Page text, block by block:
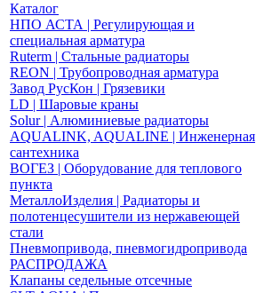
Каталог
НПО АСТА | Регулирующая и
специальная арматура
Ruterm | Стальные радиаторы
REON | Трубопроводная арматура
Завод РусКон | Грязевики
LD | Шаровые краны
Solur | Алюминиевые радиаторы
AQUALINK, AQUALINE | Инженерная
сантехника
ВОГЕЗ | Оборудование для теплового
пункта
МеталлоИзделия | Радиаторы и
полотенцесушители из нержавеющей
стали
Пневмопривода, пневмогидропривода
РАСПРОДАЖА
Клапаны седельные отсечные